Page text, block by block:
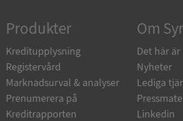
Produkter
Kreditupplysning
Registervård
Marknadsurval & analyser
Prenumerera på
Kreditrapporten
Om
Det här är
Nyheter
Lediga
Linkedin
kärnwebbplatsfunktioner som
och kontohantering. Webbplatsen kan inte
användas ordentligt utan strikt nödvändiga
Namn